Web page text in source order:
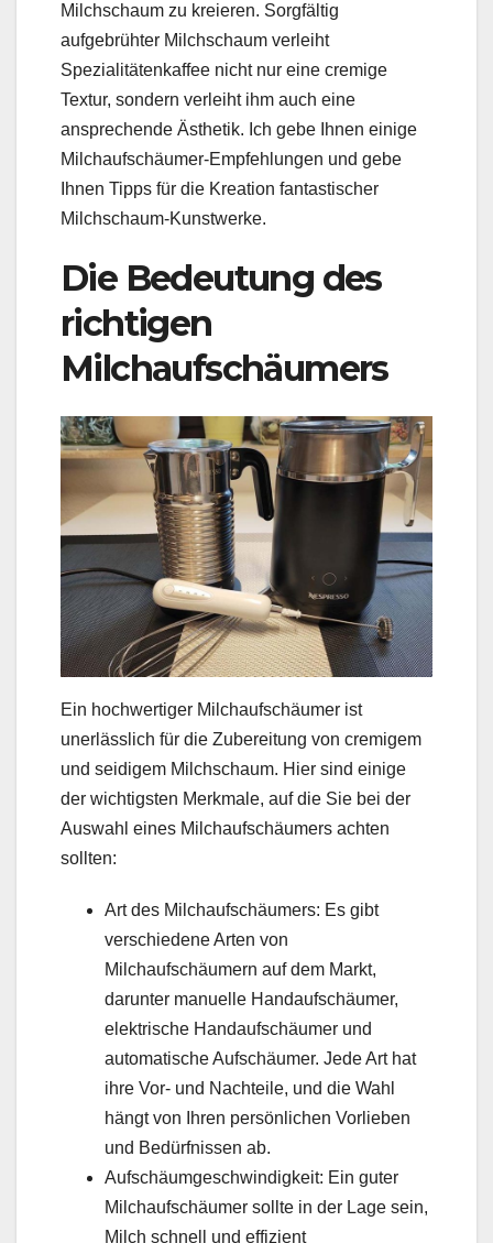
Milchschaum zu kreieren. Sorgfältig
aufgebrühter Milchschaum verleiht
Spezialitätenkaffee nicht nur eine cremige
Textur, sondern verleiht ihm auch eine
ansprechende Ästhetik. Ich gebe Ihnen einige
Milchaufschäumer-Empfehlungen und gebe
Ihnen Tipps für die Kreation fantastischer
Milchschaum-Kunstwerke.
Die Bedeutung des
richtigen
Milchaufschäumers
Ein hochwertiger Milchaufschäumer ist
unerlässlich für die Zubereitung von cremigem
und seidigem Milchschaum. Hier sind einige
der wichtigsten Merkmale, auf die Sie bei der
Auswahl eines Milchaufschäumers achten
sollten:
Art des Milchaufschäumers: Es gibt
verschiedene Arten von
Milchaufschäumern auf dem Markt,
darunter manuelle Handaufschäumer,
elektrische Handaufschäumer und
automatische Aufschäumer. Jede Art hat
ihre Vor- und Nachteile, und die Wahl
hängt von Ihren persönlichen Vorlieben
und Bedürfnissen ab.
Aufschäumgeschwindigkeit: Ein guter
Milchaufschäumer sollte in der Lage sein,
Milch schnell und effizient